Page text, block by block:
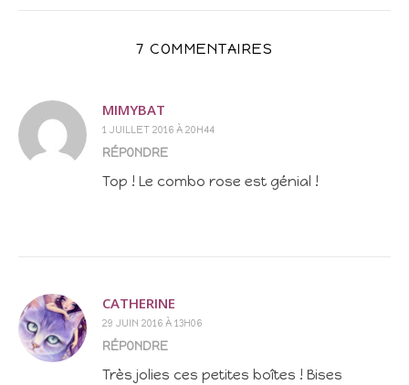
7 COMMENTAIRES
MIMYBAT
1 JUILLET 2016 À 20H44
RÉPONDRE
Top ! Le combo rose est génial !
CATHERINE
29 JUIN 2016 À 13H06
RÉPONDRE
Très jolies ces petites boîtes ! Bises